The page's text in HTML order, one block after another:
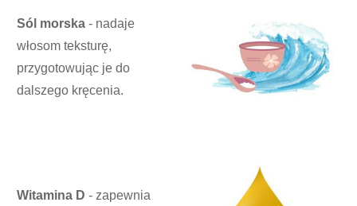
Sól morska - nadaje
włosom teksturę,
przygotowując je do
dalszego kręcenia.
Witamina D - zapewnia